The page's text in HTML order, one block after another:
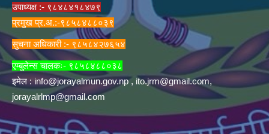
उपाध्यक्ष :- ९८४८४१८४७९
प्रमुख प्र.अ.:-९८५८४८८०३९
सुचना अधिकारी :- ९८५८४२७६५४
एम्बुलेन्स चालकः- ९८५८४८८०३८
इमेल : info@jorayalmun.gov.np, ito.jrm@gmail.com,
jorayalrlmp@gmail.com